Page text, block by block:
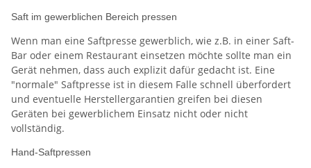
Saft im gewerblichen Bereich pressen
Wenn man eine Saftpresse gewerblich, wie z.B. in einer Saft-
Bar oder einem Restaurant einsetzen möchte sollte man ein
Gerät nehmen, dass auch explizit dafür gedacht ist. Eine
"normale" Saftpresse ist in diesem Falle schnell überfordert
und eventuelle Herstellergarantien greifen bei diesen
Geräten bei gewerblichem Einsatz nicht oder nicht
vollständig.
Hand-Saftpressen